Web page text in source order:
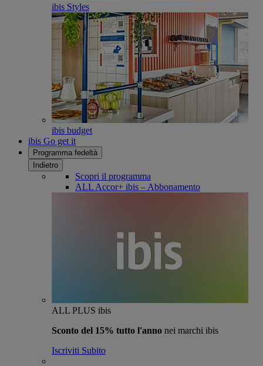
ibis Styles
ibis budget
ibis Go get it
Programma fedeltà
Indietro
Scopri il programma
ALL Accor+ ibis – Abbonamento
ALL PLUS ibis
Sconto del 15% tutto l'anno nei marchi ibis
Iscriviti Subito